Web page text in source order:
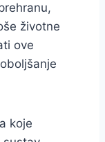
životne
ove
koje